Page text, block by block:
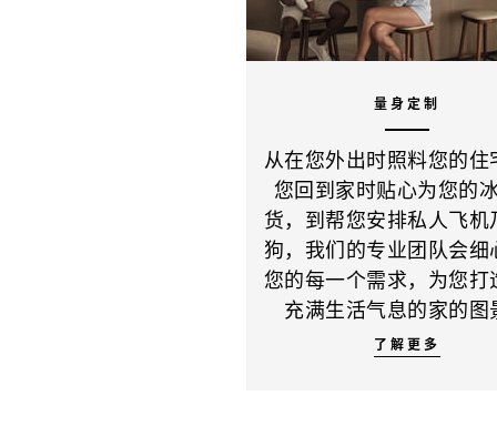
量身定制
从在您外出时照料您的住
您回到家时贴心为您的
货，到帮您安排私人飞机
狗，我们的专业团队会细
您的每一个需求，为您打
充满生活气息的家的图
了解更多